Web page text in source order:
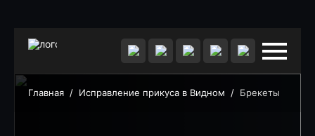
Главная / Исправление прикуса в Видном / Брекеты